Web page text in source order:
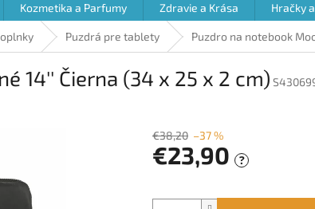
Kozmetika a Parfumy Zdravie a Krása Hračky
Puzdrá pre tablety Puzdro na notebook
14'' Čierna (34 x 25 x 2 cm)
€38,20 –37 %
€23,90 ?
cena: